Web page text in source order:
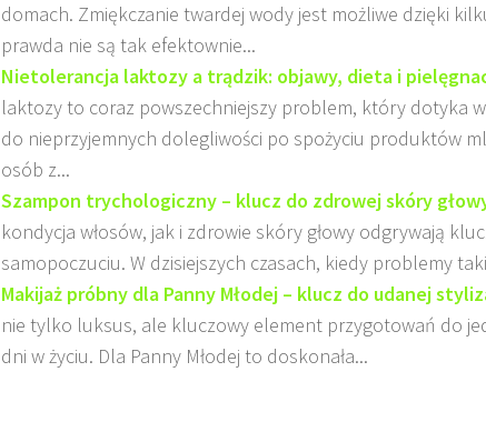
domach. Zmiękczanie twardej wody jest możliwe dzięki
prawda nie są tak efektownie...
Nietolerancja laktozy a trądzik: objawy, dieta i
laktozy to coraz powszechniejszy problem, który dotyka
do nieprzyjemnych dolegliwości po spożyciu produktów
osób z...
Szampon trychologiczny – klucz do zdrowej skóry
kondycja włosów, jak i zdrowie skóry głowy odgrywają
samopoczuciu. W dzisiejszych czasach, kiedy problemy
Makijaż próbny dla Panny Młodej – klucz do udanej
nie tylko luksus, ale kluczowy element przygotowań do
dni w życiu. Dla Panny Młodej to doskonała...